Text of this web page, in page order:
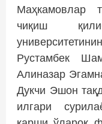
Маҳкамовлар
чиқиш
Рустамбек
Алиназар
Дукчи Эшон
илгари